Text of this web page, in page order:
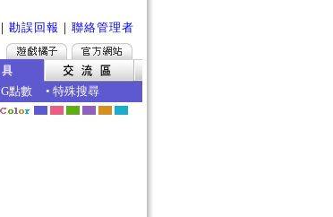
｜ 勘誤回報 ｜ 聯絡管理者
G點數 • 特殊搜尋